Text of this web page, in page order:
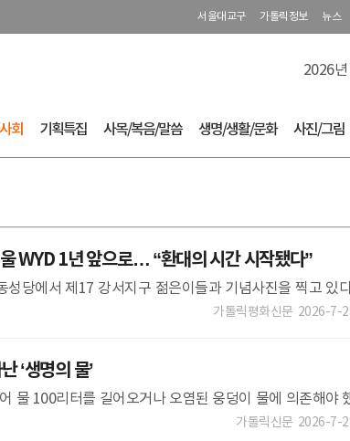
서울대교구 가톨릭정보 뉴스
2026
회 기획특집 사목/복음/말씀 생명/생활/문화 사진/그림
WYD 1년 앞으로… “환대의 시간 시작됐다”
당에서 제17 강서지구 젊은이들과 기념사진을 찍고 있
년·청년 신자 6000여 명을 만나 친교를 다진 대장정의 시간
가톨릭평화신문 2026-7-
‘생명의 물’
물 100리터를 길어오거나 오염된 웅덩이 물에 의존해야
식수난이 극심했던 탄자니아의 한 마을에 한국 후원자들
가톨릭신문 2026-7-